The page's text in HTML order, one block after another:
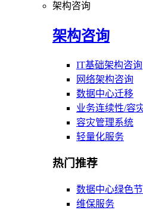
架构咨询
架构咨询
IT基础架构咨询
网络架构咨询
数据中心迁移
业务连续性/容
容灾管理系统
轻量化服务
热门推荐
数据中心绿色
维保服务